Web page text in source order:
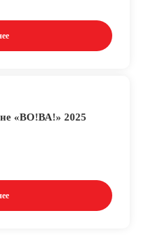
«ВО!ВА!» 2025